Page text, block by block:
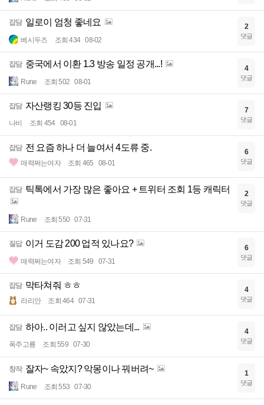
잡담 일로이 엄청 좋네요
베시두즈 조회 434 08-02
2
댓글
잡담 중국에서 이환 1.3 방송 일정 공개...!
Rune 조회 502 08-01
4
댓글
잡담 자산랭킹 30등 진입
나비 조회 454 08-01
7
댓글
잡담 전 요즘 하나 더 늘여서 4도류 중.
매력쩌는여자 조회 465 08-01
6
댓글
잡담 틱톡에서 가장 많은 좋아요 + 트위터 조회 1등 캐릭터
Rune 조회 550 07-31
2
댓글
질답 이거 도감 200 업적 있나요?
매력쩌는여자 조회 549 07-31
6
댓글
잡담 막타쳐줘 ㅎㅎ
라리안 조회 464 07-31
4
댓글
잡담 하아.. 이러고 싶지 않았는데...
폭주고룡 조회 559 07-30
4
댓글
창작 잘자~ 속았지? 악몽이나 꿔버려~
Rune 조회 553 07-30
1
댓글